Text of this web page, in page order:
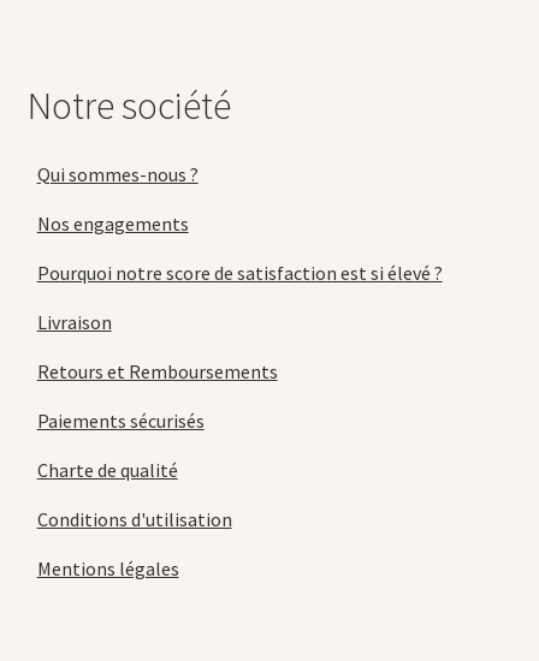
Notre société
Qui sommes-nous ?
Nos engagements
Pourquoi notre score de satisfaction est si élevé ?
Livraison
Retours et Remboursements
Paiements sécurisés
Charte de qualité
Conditions d'utilisation
Mentions légales